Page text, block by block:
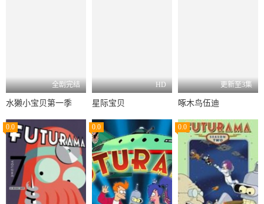
全剧完结
水獭小宝贝第一季
HD
星际宝贝
更新至3集
啄木鸟伍迪
0.0 0.0 0.0